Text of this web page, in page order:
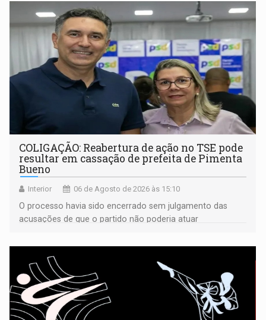
COLIGAÇÃO: Reabertura de ação no TSE pode
resultar em cassação de prefeita de Pimenta
Bueno
Interior 06 de Agosto de 2026 às 15:10
O processo havia sido encerrado sem julgamento das
acusações de que o partido não poderia atuar